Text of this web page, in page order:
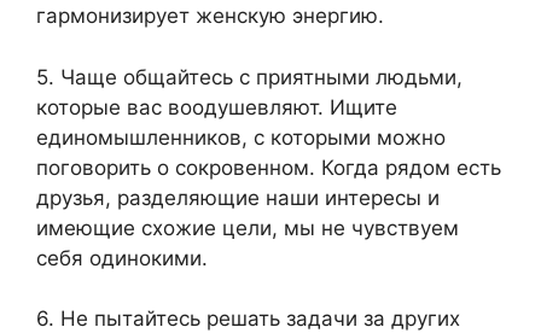
гармонизирует женскую энергию.
5. Чаще общайтесь с приятными людьми,
которые вас воодушевляют. Ищите
единомышленников, с которыми можно
поговорить о сокровенном. Когда рядом есть
друзья, разделяющие наши интересы и
имеющие схожие цели, мы не чувствуем
себя одинокими.
6. Не пытайтесь решать задачи за других